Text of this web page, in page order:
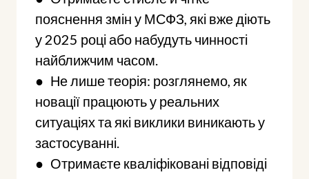
пояснення змін у МСФЗ, які вже діють
у 2025 році або набудуть чинності
найближчим часом.
● Не лише теорія: розглянемо, як
новації працюють у реальних
ситуаціях та які виклики виникають у
застосуванні.
● Отримаєте кваліфіковані відповіді